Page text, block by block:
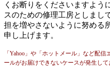
くお断りをくださいますよう
スのための修理工房としまし
担を増やさないように努める
申し上げます。
「Yahoo」や「ホットメール」など配
ールがお届けできないケースが発生して